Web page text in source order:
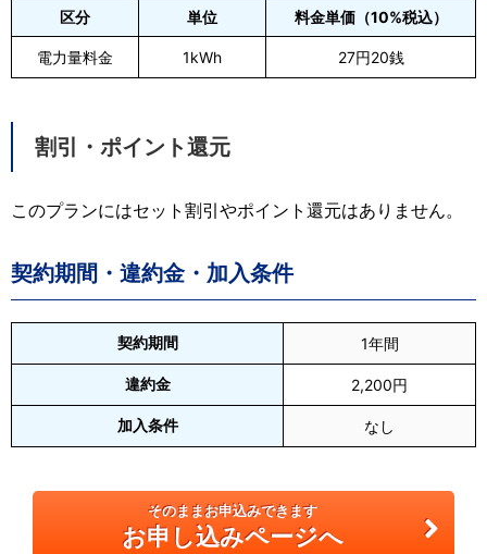
区分 単位 料金単価（10%税込）
電力量料金 1kWh 27円20銭
割引・ポイント還元
このプランにはセット割引やポイント還元はありません。
契約期間・違約金・加入条件
契約期間 1年間
違約金 2,200円
加入条件 なし
そのままお申込みできます
お申し込みページへ